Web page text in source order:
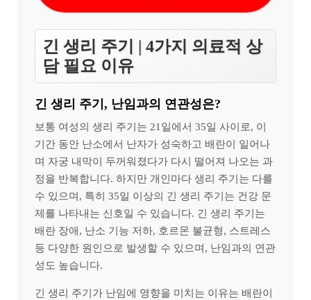
긴 생리 주기 | 4가지 의료적 상
담 필요 이유
긴 생리 주기, 난임과의 연관성은?
보통 여성의 생리 주기는 21일에서 35일 사이로, 이
기간 동안 난소에서 난자가 성숙하고 배란이 일어나
며 자궁 내막이 두꺼워졌다가 다시 떨어져 나오는 과
정을 반복합니다. 하지만 개인마다 생리 주기는 다를
수 있으며, 특히 35일 이상의 긴 생리 주기는 건강 문
제를 나타내는 신호일 수 있습니다. 긴 생리 주기는
배란 장애, 난소 기능 저하, 호르몬 불균형, 스트레스
등 다양한 원인으로 발생할 수 있으며, 난임과의 연관
성도 높습니다.
긴 생리 주기가 난임에 영향을 미치는 이유는 배란이